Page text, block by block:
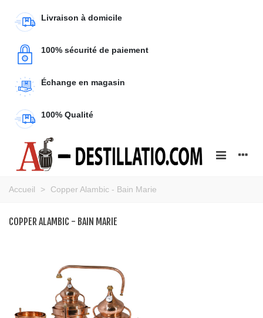
Livraison à domicile
100% sécurité de paiement
Échange en magasin
100% Qualité
Accueil > Copper Alambic - Bain Marie
COPPER ALAMBIC - BAIN MARIE